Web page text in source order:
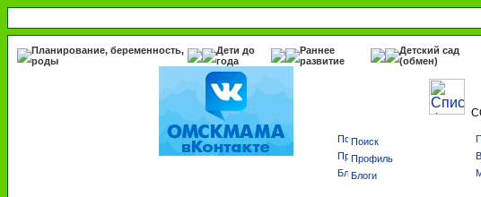
Планирование, беременность,
роды
Дети до
года
Раннее
развитие
Детский сад
(обмен)
Поиск
Профиль
Блоги